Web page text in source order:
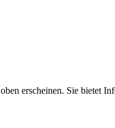
erscheinen. Sie bietet